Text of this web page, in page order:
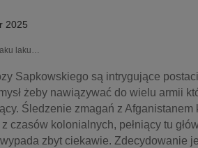
2025
laku…
Sapkowskiego są intrygujące
żeby nawiązywać do wielu armii
Śledzenie zmagań z
czasów kolonialnych, pełniący tu
zbyt ciekawie. Zdecydowanie